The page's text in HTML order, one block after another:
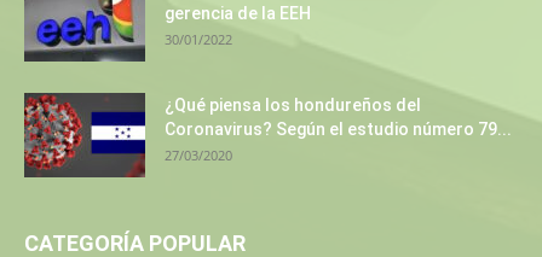
gerencia de la EEH
30/01/2022
¿Qué piensa los hondureños del
Coronavirus? Según el estudio número 79...
27/03/2020
CATEGORÍA POPULAR